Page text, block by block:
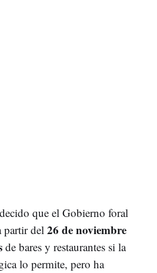
que el Gobierno foral
partir del 26 de noviembre
de bares y restaurantes si la
lo permite, pero ha